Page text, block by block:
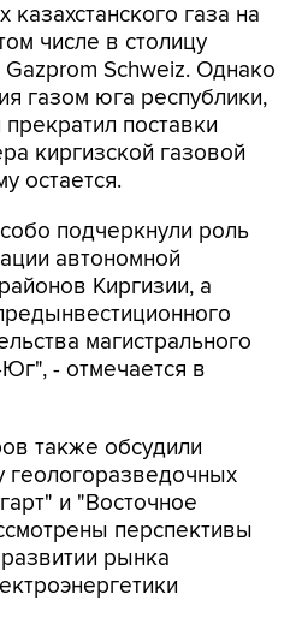
казахстанского газа на
числе в столицу
Schweiz. Однако
газом юга республики,
поставки
киргизской газовой
остается.
подчеркнули роль
автономной
Киргизии, а
магистрального
- отмечается в
также обсудили
геологоразведочных
и "Восточное
перспективы
рынка